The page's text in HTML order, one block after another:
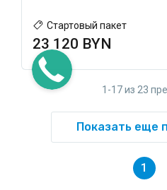
Стартовый пакет
23 120 BYN
1-17 из 23
Показать еще
1